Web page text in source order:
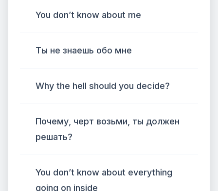
You don’t know about me
Ты не знаешь обо мне
Why the hell should you decide?
Почему, черт возьми, ты должен
решать?
You don’t know about everything
going on inside